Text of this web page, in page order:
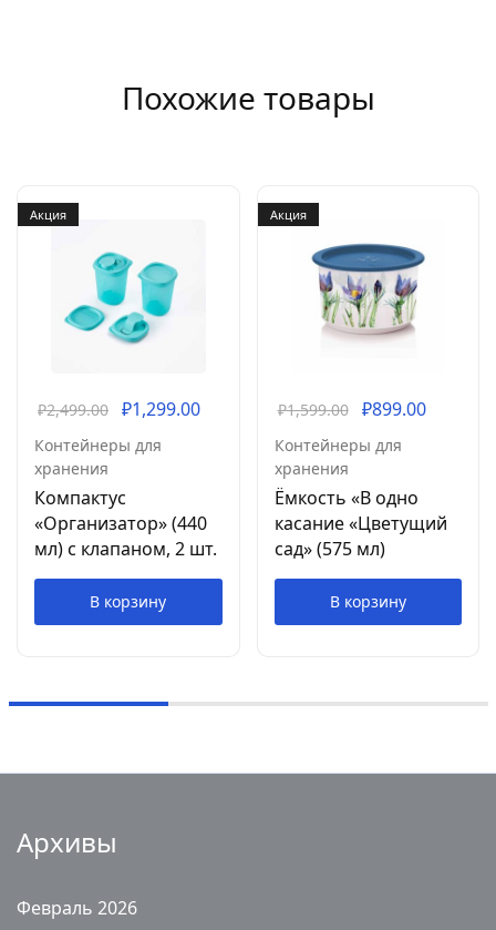
Похожие товары
Акция
₽2,499.00 ₽1,299.00
Контейнеры для
хранения
Компактус
«Организатор» (440
мл) с клапаном, 2 шт.
В корзину
Акция
₽1,599.00 ₽899.00
Контейнеры для
хранения
Ёмкость «В одно
касание «Цветущий
сад» (575 мл)
В корзину
Архивы
Февраль 2026